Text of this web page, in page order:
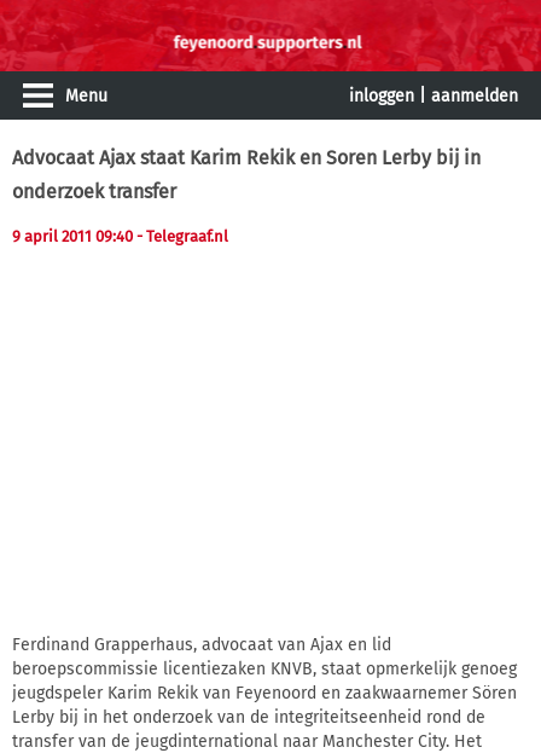
Menu inloggen aanmelden
Advocaat Ajax staat Karim Rekik en Soren Lerby bij in
onderzoek transfer
9 april 2011 09:40 - Telegraaf.nl
Ferdinand Grapperhaus, advocaat van Ajax en lid
beroepscommissie licentiezaken KNVB, staat opmerkelijk genoeg
jeugdspeler Karim Rekik van Feyenoord en zaakwaarnemer Sören
Lerby bij in het onderzoek van de integriteitseenheid rond de
transfer van de jeugdinternational naar Manchester City. Het